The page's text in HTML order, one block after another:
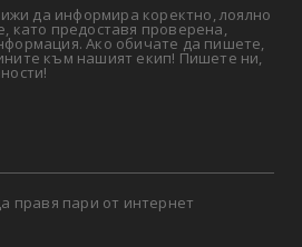
да информира коректно, лоялно
като предоставя проверена,
Ако обичате да пишете,
към нашият екип! Пишете ни,
правя пари от интернет